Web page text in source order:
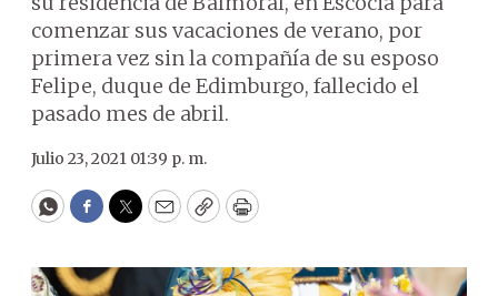
comenzar sus vacaciones de verano, por
primera vez sin la compañía de su esposo
Felipe, duque de Edimburgo, fallecido el
pasado mes de abril.
Julio 23, 2021 01:39 p. m.
WhatsApp
Facebook
Twitter
EmailCopyPrint